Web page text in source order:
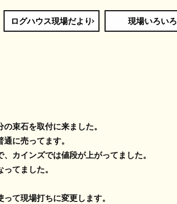
ログハウス現場だより 現場いろいろ
束石を取付に来ました。
に売ってます。
カインズでは値段が上がってました。
てました。
て現場打ちに変更します。